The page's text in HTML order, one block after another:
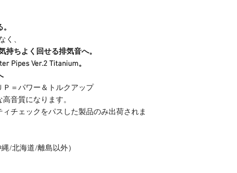
く、
持ちよく回せる排気音へ。
Pipes Ver.2 Titanium。
＝パワー＆トルクアップ
音質になります。
チェックをパスした製品のみ出荷されま
/北海道/離島以外）